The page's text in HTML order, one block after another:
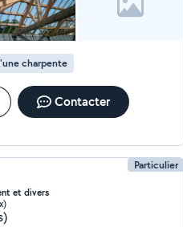
charpente
Contacter
Particulier
et divers